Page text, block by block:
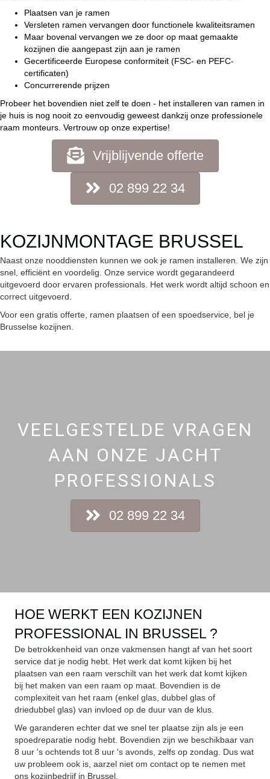
Plaatsen van je ramen
Versleten ramen vervangen door functionele kwaliteitsramen
Maar bovenal vervangen we ze door op maat gemaakte
kozijnen die aangepast zijn aan je ramen
Gecertificeerde Europese conformiteit (FSC- en PEFC-
certificaten)
Concurrerende prijzen
Probeer het bovendien niet zelf te doen - het installeren van ramen in
je huis is nog nooit zo eenvoudig geweest dankzij onze professionele
raam monteurs. Vertrouw op onze expertise!
Vrijblijvende offerte
02 899 22 34
KOZIJNMONTAGE BRUSSEL
Naast onze nooddiensten kunnen we ook je ramen installeren. We zijn
snel, efficiënt en voordelig. Onze service wordt gegarandeerd
uitgevoerd door ervaren professionals. Het werk wordt altijd schoon en
correct uitgevoerd.
Voor een gratis offerte, ramen plaatsen of een spoedservice, bel je
Brusselse kozijnen.
VEELGESTELDE VRAGEN
AAN ONZE JACHT
PROFESSIONALS
02 899 22 34
HOE WERKT EEN KOZIJNEN
PROFESSIONAL IN BRUSSEL ?
De betrokkenheid van onze vakmensen hangt af van het soort
service dat je nodig hebt. Het werk dat komt kijken bij het
plaatsen van een raam verschilt van het werk dat komt kijken
bij het maken van een raam op maat. Bovendien is de
complexiteit van het raam (enkel glas, dubbel glas of
driedubbel glas) van invloed op de duur van de klus.
We garanderen echter dat we snel ter plaatse zijn als je een
spoedreparatie nodig hebt. Bovendien zijn we beschikbaar van
8 uur 's ochtends tot 8 uur 's avonds, zelfs op zondag. Dus wat
uw probleem ook is, aarzel niet om contact op te nemen met
ons kozijnbedrijf in Brussel.